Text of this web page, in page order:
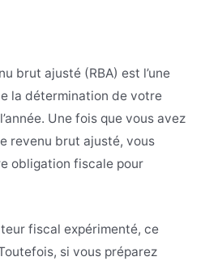
brut ajusté (RBA) est l’une
la détermination de votre
Une fois que vous avez
revenu brut ajusté, vous
obligation fiscale pour
fiscal expérimenté, ce
si vous préparez